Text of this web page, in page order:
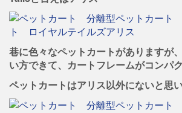
巷に色々なペットカートがありますが
い方できて、カートフレームがコンパ
ペットカートはアリス以外にないと思